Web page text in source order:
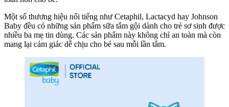
Một số thương hiệu nổi tiếng như Cetaphil, Lactacyd hay Johnson
Baby đều có những sản phẩm sữa tắm gội dành cho trẻ sơ sinh được
nhiều ba mẹ tin dùng. Các sản phẩm này không chỉ an toàn mà còn
mang lại cảm giác dễ chịu cho bé sau mỗi lần tắm.